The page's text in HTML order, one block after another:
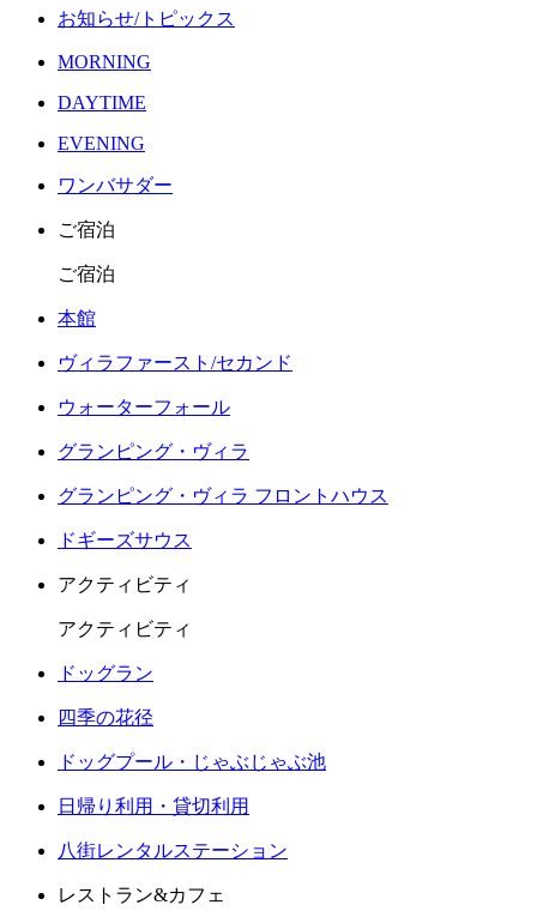
お知らせ/トピックス
MORNING
DAYTIME
EVENING
ワンバサダー
ご宿泊
ご宿泊
本館
ヴィラファースト/セカンド
ウォーターフォール
グランピング・ヴィラ
グランピング・ヴィラ フロントハウス
ドギーズサウス
アクティビティ
アクティビティ
ドッグラン
四季の花径
ドッグプール・じゃぶじゃぶ池
日帰り利用・貸切利用
八街レンタルステーション
レストラン&カフェ